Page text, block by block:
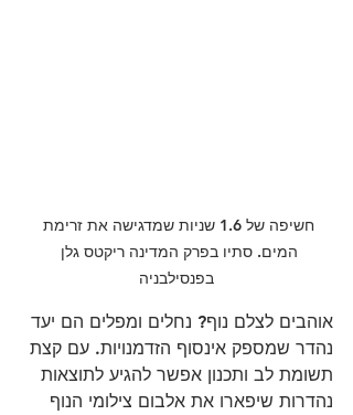
חשיפה של 1.6 שניות שמדגישה את זרימת
המים. סתיו בפרק המדינה ריקטס גלן
בפנסילבניה
אוהבים לצלם נוף? נחלים ומפלים הם יעד
נהדר שמספק אינסוף הזדמנויות. עם קצת
תשומת לב ותכנון אפשר להגיע לתוצאות
נהדרות שיפארו את אלבום צילומי הנוף